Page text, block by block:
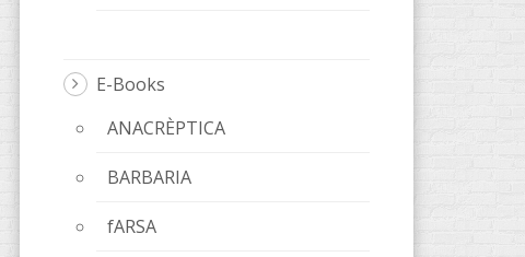
E-Books
ANACRÈPTICA
BARBARIA
fARSA